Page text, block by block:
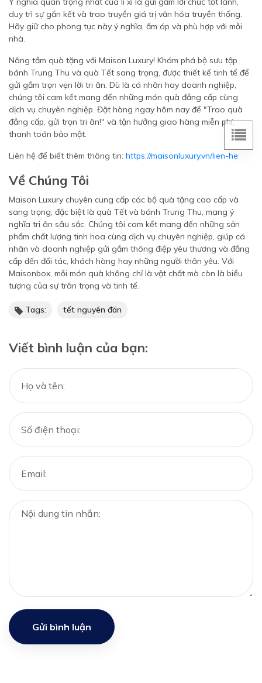
duy trì sự gắn kết và trao truyền giá trị văn hóa truyền thống.
Hãy giữ cho phong tục này ý nghĩa, ấm áp và phù hợp với mỗi
nhà.
Nâng tầm quà tặng với Maison Luxury! Khám phá bộ sưu tập
bánh Trung Thu và quà Tết sang trọng, được thiết kế tinh tế để
gửi gắm trọn vẹn lời tri ân. Dù là cá nhân hay doanh nghiệp,
chúng tôi cam kết mang đến những món quà đẳng cấp cùng
dịch vụ chuyên nghiệp. Đặt hàng ngay hôm nay để "Trao quà
đẳng cấp, gửi trọn tri ân!" và tận hưởng giao hàng miễn phí,
thanh toán bảo mật.
Liên hệ để biết thêm thông tin: https://maisonluxury.vn/lien-he
Về Chúng Tôi
Maison Luxury chuyên cung cấp các bộ quà tặng cao cấp và
sang trọng, đặc biệt là quà Tết và bánh Trung Thu, mang ý
nghĩa tri ân sâu sắc. Chúng tôi cam kết mang đến những sản
phẩm chất lượng tinh hoa cùng dịch vụ chuyên nghiệp, giúp cá
nhân và doanh nghiệp gửi gắm thông điệp yêu thương và đẳng
cấp đến đối tác, khách hàng hay những người thân yêu. Với
Maisonbox, mỗi món quà không chỉ là vật chất mà còn là biểu
tượng của sự trân trọng và tinh tế.
Tags: tết nguyên đán
Viết bình luận của bạn:
Gửi bình luận